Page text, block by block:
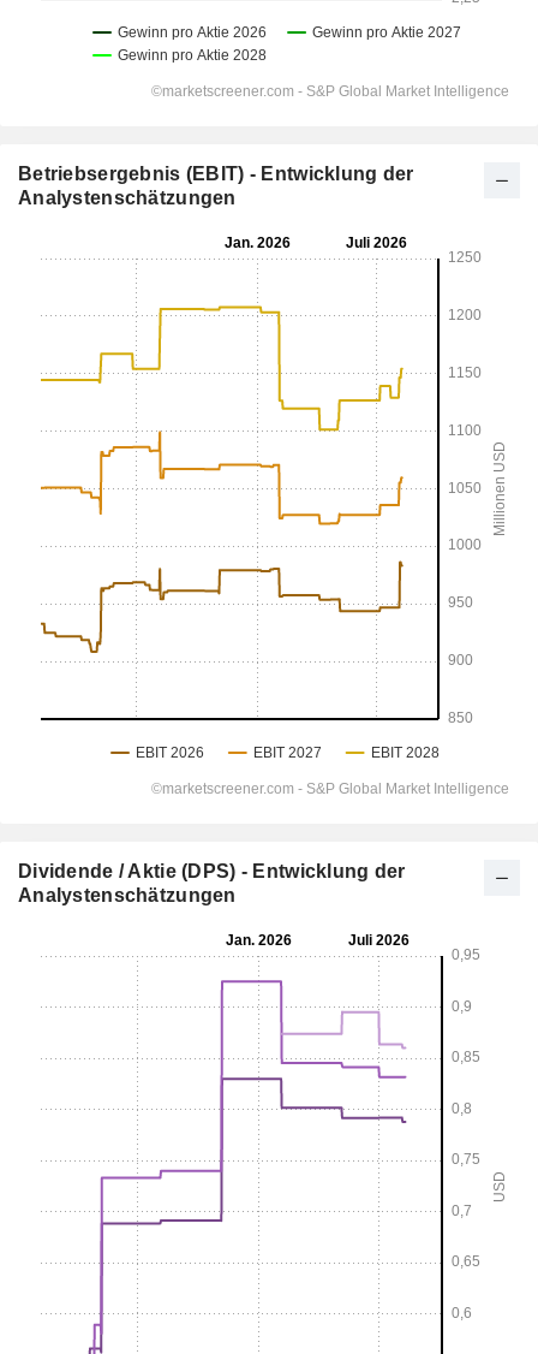
Betriebsergebnis (EBIT) - Entwicklung der
Analystenschätzungen
Dividende / Aktie (DPS) - Entwicklung der
Analystenschätzungen